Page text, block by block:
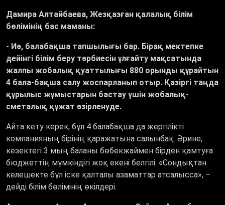
Дамира Алтайбаева, Жезқазған қалалық білім
бөлімінің бас маманы:
- Иә, балабақша тапшылығы бар. Бірақ мектепке
дейінгі білім беру тәрбиесін ұлғайту мақсатында
жалпы жобалық қуаттылығы 880 орынды құрайтын
4 бала-бақша салу жоспарланып отыр. Қазіргі таңда
құрылыс жұмыстарын бастау үшін жобалық-
сметалық құжат әзірленуде.
Айта кету керек, бұл 4 балабақша да жергілікті
компанияның бірінің қаражатына салынбақ. Әрине,
кезектегі 3 мың баланы бөбекжаймен бірден қамтуға
бюджеттің мүмкіндігі жоқ екені белгілі. «Сондықтан
келешекте бұл іске қалталы азаматтар атсалысса», –
дейді білім бөлімінің өкілдері.